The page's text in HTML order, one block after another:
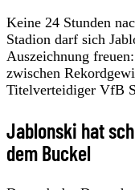
Keine 24 Stunden
Stadion darf sich
Auszeichnung
zwischen
Titelverteidiger VfB
Jablonski hat
dem Buckel